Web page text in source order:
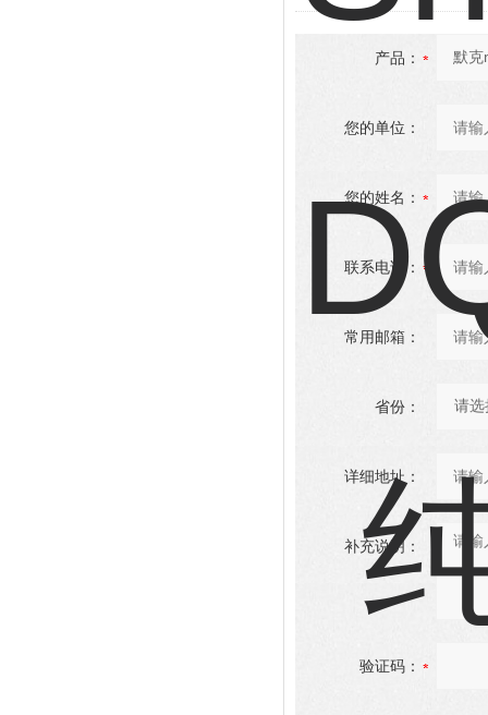
产品：
您的单位：
您的姓名：
联系电话：
常用邮箱：
省份：
详细地址：
补充说明：
验证码：